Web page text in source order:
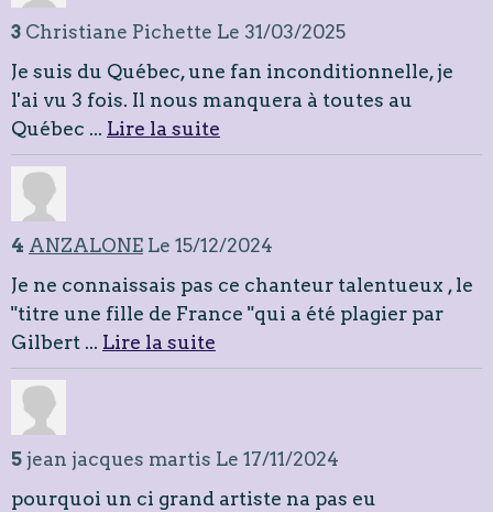
3 Christiane Pichette Le 31/03/2025
Je suis du Québec, une fan inconditionnelle, je
l'ai vu 3 fois. Il nous manquera à toutes au
Québec ... Lire la suite
4 ANZALONE Le 15/12/2024
Je ne connaissais pas ce chanteur talentueux , le
"titre une fille de France "qui a été plagier par
Gilbert ... Lire la suite
5 jean jacques martis Le 17/11/2024
pourquoi un ci grand artiste na pas eu